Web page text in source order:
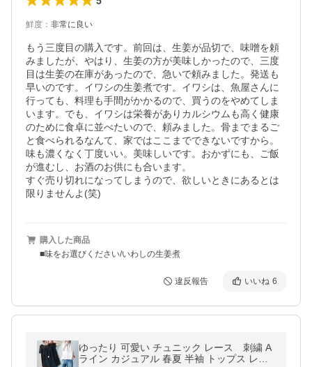
鮮度 ： 非常に良い
もう三度目の購入です。前回は、生姜が品切で、味噌を頼
みましたが、やはり、生姜の方が美味しかったので、三度
目は生姜の在庫があったので、急いで頼みました。発送も
早いのです。イワシの生姜煮です。イワシは、魚屋さんに
行っても、料理も手間がかかるので、買うのをやめてしま
います。でも、イワシは栄養がありカルシウムも高く健康
のために食卓に並べたいので、頼みました。骨までまるご
と食べられるなんて、家ではここまでできないですから。
味も濃くなく丁度いい。美味しいです。おかずにも、ご飯
が進むし、お酒のお供にも合います。
すぐ売り切れになってしまうので、欲しいときにあるとは
限りませんよ(笑)
購入した商品
■味をお選びください/いわしの生姜煮
違反報告 いいね 6
ゆったり 可愛い チュニック レース 刺繍 A
ライン カジュアル 春夏 半袖 トップス レデ